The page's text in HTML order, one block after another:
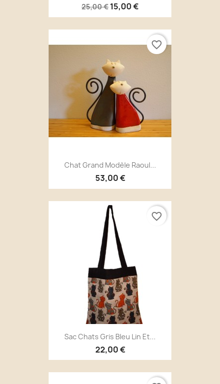
25,00 € 15,00 €
Chat Grand Modèle Raoul...
53,00 €
favorite_border
Sac Chats Gris Bleu Lin Et...
22,00 €
favorite_border